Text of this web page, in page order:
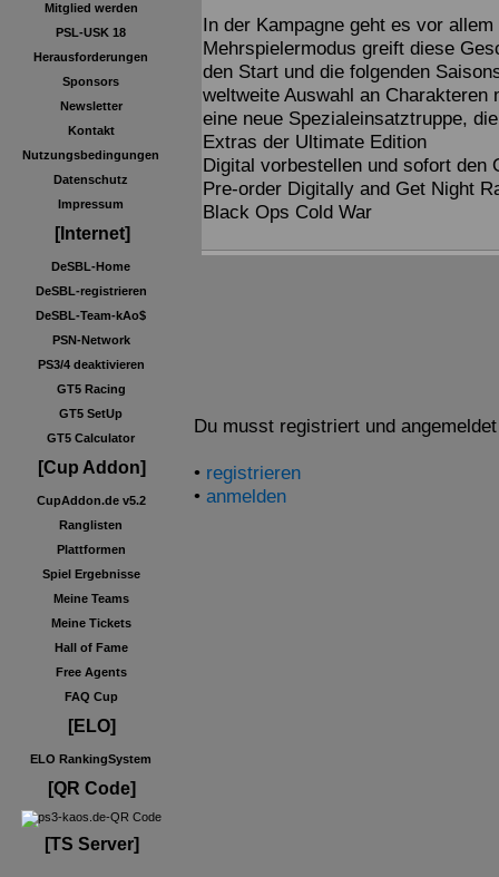
Mitglied werden
PSL-USK 18
Herausforderungen
Sponsors
Newsletter
Kontakt
Nutzungsbedingungen
Datenschutz
Impressum
[Internet]
DeSBL-Home
DeSBL-registrieren
DeSBL-Team-kAo$
PSN-Network
PS3/4 deaktivieren
GT5 Racing
GT5 SetUp
GT5 Calculator
[Cup Addon]
CupAddon.de v5.2
Ranglisten
Plattformen
Spiel Ergebnisse
Meine Teams
Meine Tickets
Hall of Fame
Free Agents
FAQ Cup
[ELO]
ELO RankingSystem
[QR Code]
[TS Server]
In der Kampagne geht es vor
Mehrspielermodus greift diese
den Start und die folgenden
weltweite Auswahl an
eine neue Spezialeinsatztruppe,
Extras der Ultimate Edition
Digital vorbestellen und sofort den
Pre-order Digitally and Get Night
Black Ops Cold War
Du musst registriert und
• registrieren
• anmelden